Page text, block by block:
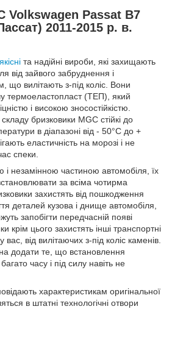
Volkswagen Passat B7
2011-2015 р. в.
та надійні вироби, які захищають
від зайвого забруднення і
що вилітають з-під коліс. Вони
термоеластопласт (ТЕП), який
і високою зносостійкістю.
бризковики MGC стійкі до
в діапазоні від - 50°C до +
еластичність на морозі і не
спеки.
і незамінною частиною автомобіля, їх
за всіма чотирма
захистять від пошкодження
деталей кузова і днище автомобіля,
запобігти передчасній появі
крім цього захистять інші транспортні
вас, від вилітаючих з-під коліс каменів.
додати те, що встановлення
часу і під силу навіть не
характеристикам оригінальної
в штатні технологічні отвори